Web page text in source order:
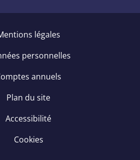
légales
personnelles
annuels
Plan du site
Accessibilité
Cookies